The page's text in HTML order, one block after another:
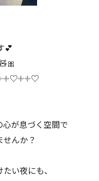
💕
心が息づく空間で
んか？
い夜にも、